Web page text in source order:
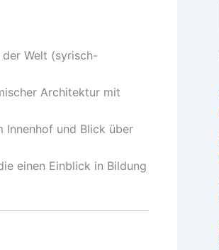
Welt (syrisch-
Architektur mit
Innenhof und Blick über
einen Einblick in Bildung